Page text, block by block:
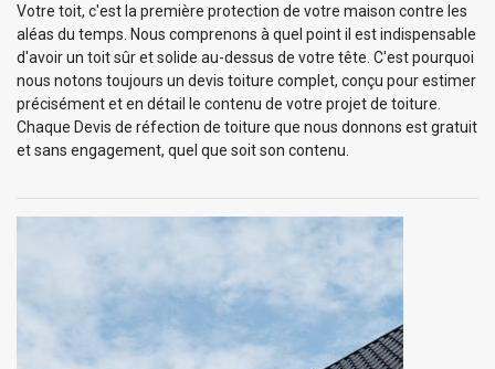
Votre toit, c'est la première protection de votre maison contre les
aléas du temps. Nous comprenons à quel point il est indispensable
d'avoir un toit sûr et solide au-dessus de votre tête. C'est pourquoi
nous notons toujours un devis toiture complet, conçu pour estimer
précisément et en détail le contenu de votre projet de toiture.
Chaque Devis de réfection de toiture que nous donnons est gratuit
et sans engagement, quel que soit son contenu.